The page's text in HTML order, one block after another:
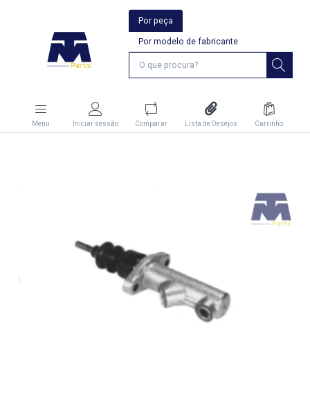
Por peça
Por modelo de fabricante
Menu Iniciar sessão Comparar Lista de Desejos Carrinho